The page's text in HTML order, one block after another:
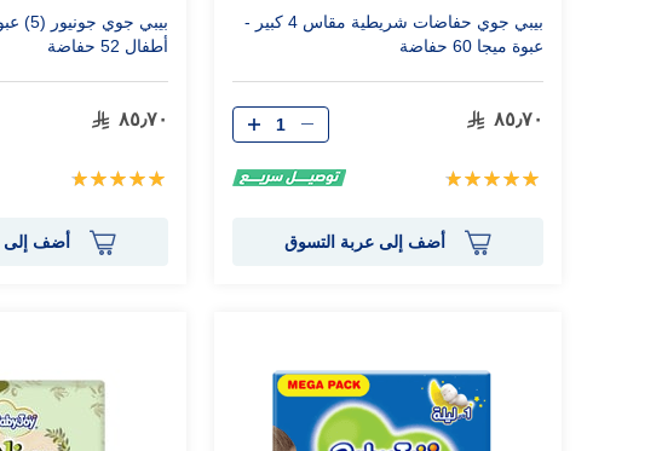
بيبي جوي حفاضات شريطية مقاس 4 كبير -
عبوة ميجا 60 حفاضة
٨٥٫٧٠
تقييم:
الكمية
أضف إلى عربة التسوق
بيبي
أطفال 52 حفاضة
٨٥٫٧٠
تقييم:
أضف إلى